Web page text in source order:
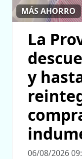
MÁS AHORRO
La
y
06/08/2026